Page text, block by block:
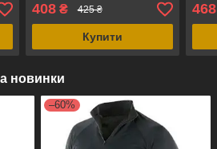
408₴ 425 ₴
Купити
468
новинки
–60%